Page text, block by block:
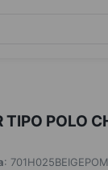
POLO
: